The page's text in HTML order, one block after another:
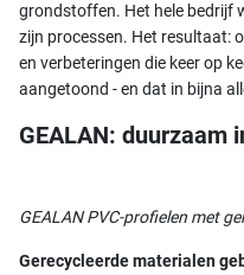
grondstoffen. Het hele bedrijf
zijn processen. Het resultaat:
en verbeteringen die keer op
aangetoond - en dat in bijna
GEALAN: duurzaam
GEALAN PVC-profielen met
Gerecycleerde materialen